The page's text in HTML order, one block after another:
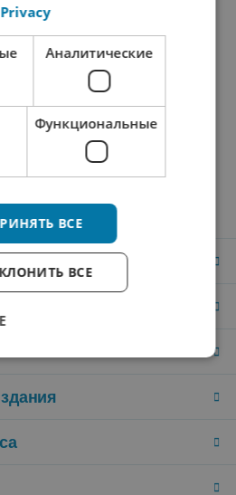
Privacy
Аналитические
Функциональные
ВСЕ
ВСЕ